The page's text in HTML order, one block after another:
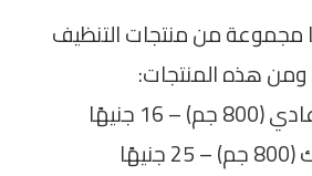
مجموعة من منتجات التنظيف
ومن هذه المنتجات:
جنيهًا